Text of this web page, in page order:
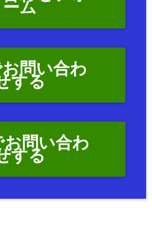
ーム
問い合わ
する
お問い合わ
する